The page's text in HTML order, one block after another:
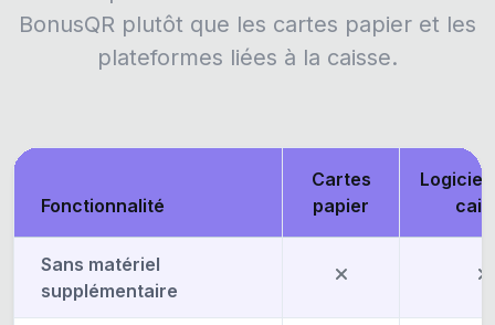
BonusQR plutôt que les cartes papier et les
plateformes liées à la caisse.
Fonctionnalité
Cartes
papier
Logiciel
Sans matériel
supplémentaire